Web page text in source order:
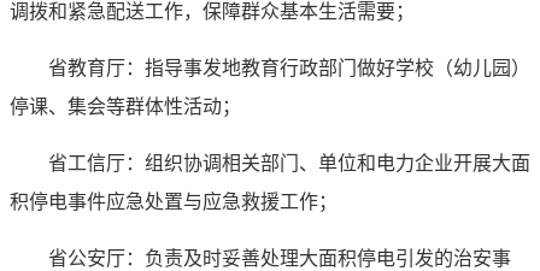
调拨和紧急配送工作，保障群众基本生活需要；
省教育厅：指导事发地教育行政部门做好学校（幼儿园）
停课、集会等群体性活动；
省工信厅：组织协调相关部门、单位和电力企业开展大面
积停电事件应急处置与应急救援工作；
省公安厅：负责及时妥善处理大面积停电引发的治安事